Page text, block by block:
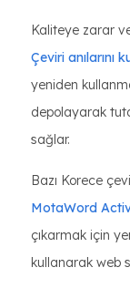
Kaliteye zarar
Çeviri anılarını
yeniden
depolayarak
sağlar.
Bazı Korece
MotaWord
çıkarmak için
kullanarak web